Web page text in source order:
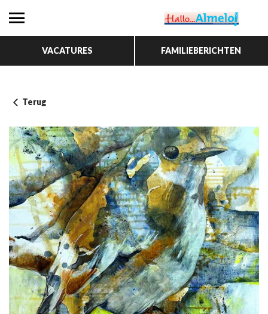
VACATURES FAMILIEBERICHTEN
Terug